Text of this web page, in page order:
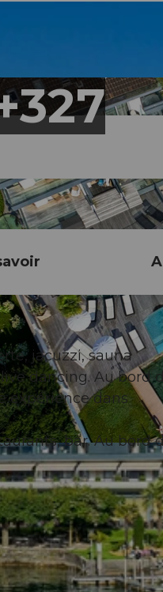
swisshotel
jacuzzi, sauna
dancing. Au bord
expérience dans
bar. Au bord